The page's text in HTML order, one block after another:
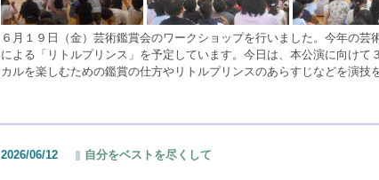
６月１９日（金）芸術鑑賞会のワークショップを行いました。今年の芸
による「リトルプリンス」を予定しています。今日は、本公演に向けて
カルを楽しむための鑑賞の仕方やリトルプリンスのあらすじなどを演技
2026/06/12 自分をベストを尽くして